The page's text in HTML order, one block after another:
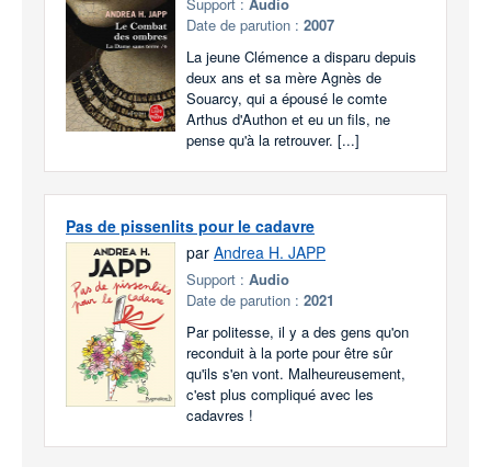
Date de parution : 2007
La jeune Clémence a disparu depuis
deux ans et sa mère Agnès de
Souarcy, qui a épousé le comte
Arthus d'Authon et eu un fils, ne
pense qu'à la retrouver. [...]
Pas de pissenlits pour le cadavre
par Andrea H. JAPP
Support : Audio
Date de parution : 2021
Par politesse, il y a des gens qu'on
reconduit à la porte pour être sûr
qu'ils s'en vont. Malheureusement,
c'est plus compliqué avec les
cadavres !